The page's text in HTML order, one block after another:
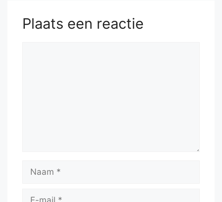
Plaats een reactie
Naam